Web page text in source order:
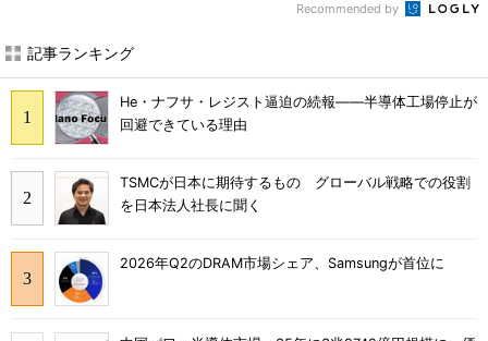
Recommended by
記事ランキング
He・ナフサ・レジスト逼迫の続報――半導体工場停止が
回避できている理由
TSMCが日本に期待するもの グローバル戦略での役割
を日本法人社長に聞く
2026年Q2のDRAM市場シェア、Samsungが首位に